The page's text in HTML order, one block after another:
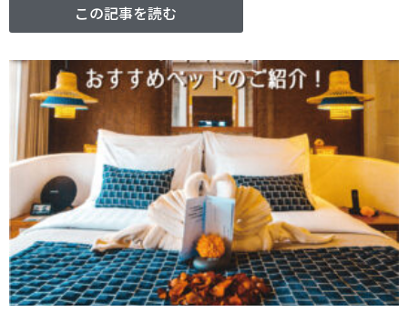
この記事を読む